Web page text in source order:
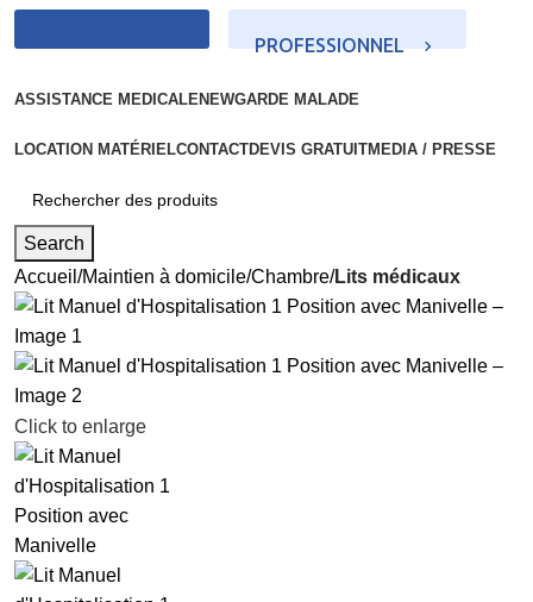
PROFESSIONNEL
ASSISTANCE MEDICALENEWGARDE MALADE
LOCATION MATÉRIELCONTACTDEVIS GRATUITMEDIA / PRESSE
Search
Accueil Maintien à domicile Chambre Lits médicaux
Click to enlarge